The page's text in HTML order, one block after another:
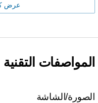
عرض
المواصفات التقنية
الصورة/الشاشة